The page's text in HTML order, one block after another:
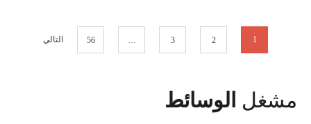
1
2
3
…
56 التالي
مشغل الوسائط